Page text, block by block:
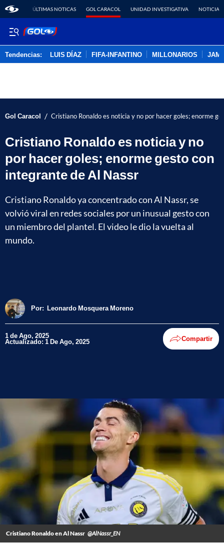
ÚLTIMAS NOTICAS GOL CARACOL UNIDAD INVESTIGATIVA NOTICIAS
Tendencias: LUIS DÍAZ FIFA-INFANTINO MILLONARIOS
Gol Caracol / Cristiano Ronaldo es noticia y no por hacer goles; enorme
Cristiano Ronaldo es noticia y no
por hacer goles; enorme gesto con
integrante de Al Nassr
Cristiano Ronaldo ya concentrado con Al Nassr, se
volvió viral en redes sociales por un inusual gesto con
un miembro del plantel. El video le dio la vuelta al
mundo.
Por: Leonardo Mosquera Moreno
1 de Ago, 2025
Actualizado: 1 De Ago, 2025 Compartir
Cristiano Ronaldo en Al Nassr @AlNassr_EN